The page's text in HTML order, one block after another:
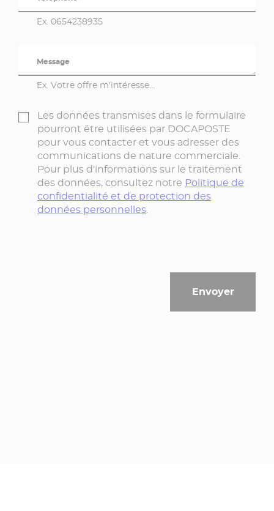
Ex. 0654238935
Message
Ex. Votre offre m'intéresse...
Les données transmises dans le formulaire
pourront être utilisées par DOCAPOSTE
pour vous contacter et vous adresser des
communications de nature commerciale.
Pour plus d'informations sur le traitement
des données, consultez notre Politique de
confidentialité et de protection des
données personnelles.